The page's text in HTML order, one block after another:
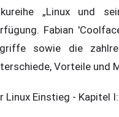
„Linux und
Fabian
sowie die
Vorteile und
Linux Einstieg - Kapitel